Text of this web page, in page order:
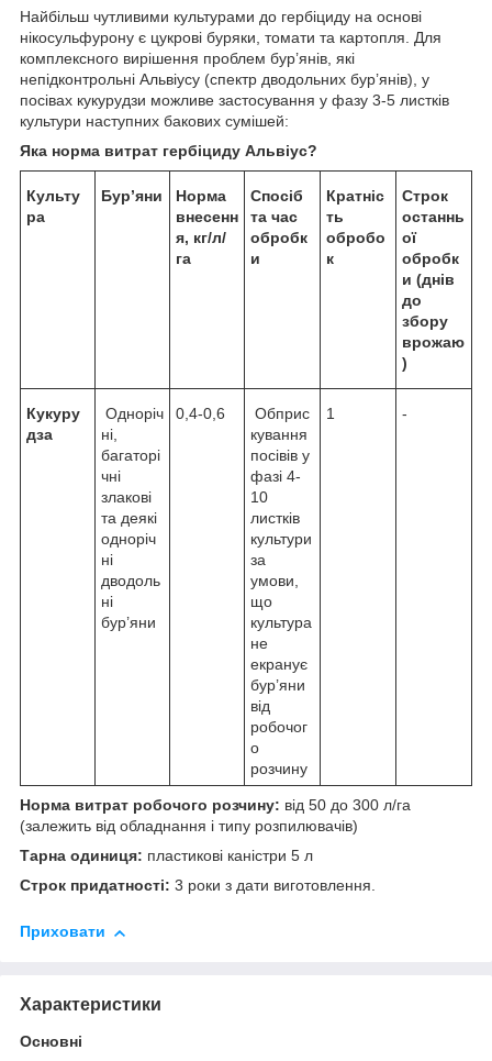
Найбільш чутливими культурами до гербіциду на основі
нікосульфурону є цукрові буряки, томати та картопля. Для
комплексного вирішення проблем бур’янів, які
непідконтрольні Альвіусу (спектр дводольних бур’янів), у
посівах кукурудзи можливе застосування у фазу 3-5 листків
культури наступних бакових сумішей:
Яка норма витрат гербіциду Альвіус?
Культу
ра
Бур’яни
Норма
внесенн
я, кг/л/
га
Спосіб
та час
обробк
и
Кратніс
ть
обробо
к
Строк
останнь
ої
обробк
и (днів
до
збору
врожаю
)
Кукуру
дза
Одноріч
ні,
багаторі
чні
злакові
та деякі
одноріч
ні
дводоль
ні
бур’яни
0,4-0,6
Обприс
кування
посівів у
фазі 4-
10
листків
культури
за
умови,
що
культура
не
екранує
бур’яни
від
робочог
о
розчину
1 -
Норма витрат робочого розчину: від 50 до 300 л/га
(залежить від обладнання і типу розпилювачів)
Тарна одиниця: пластикові каністри 5 л
Строк придатності: 3 роки з дати виготовлення.
Приховати
Характеристики
Основні